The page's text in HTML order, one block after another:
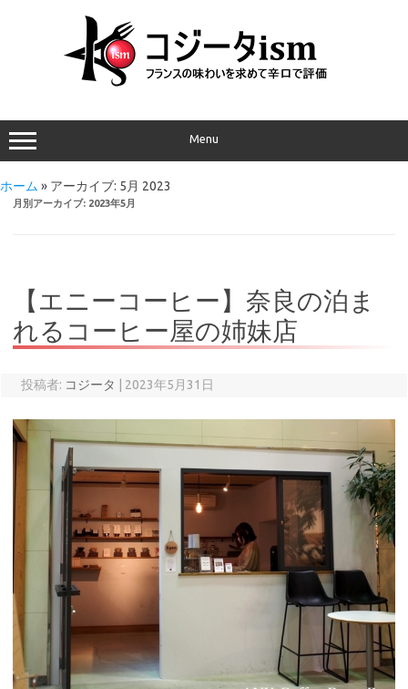
Menu
ホーム » アーカイブ: 5月 2023
月別アーカイブ: 2023年5月
【エニーコーヒー】奈良の泊ま
れるコーヒー屋の姉妹店
投稿者: コジータ 2023年5月31日